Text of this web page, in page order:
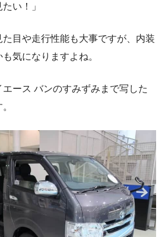
い！」
目や走行性能も大事ですが、内装
気になりますよね。
ース バンのすみずみまで写した